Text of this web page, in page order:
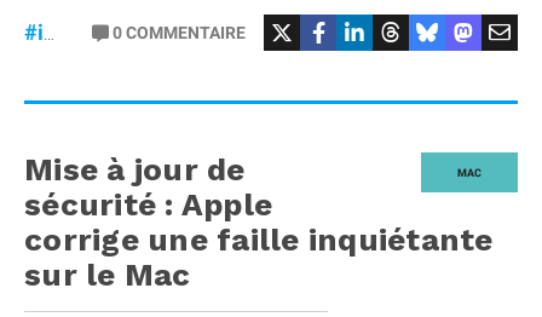
#iPhoneUltra #RAM
0COMMENTAIRE
MAC
Mise à jour de
sécurité : Apple
corrige une faille inquiétante
sur le Mac